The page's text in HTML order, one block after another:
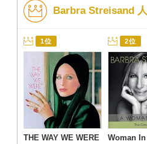
Barbra Streisand
1位
THE WAY WE WERE
2位
Woman